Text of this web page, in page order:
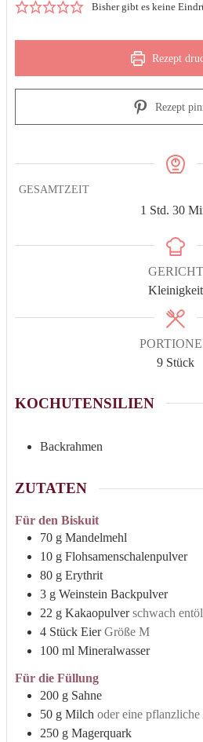
Bisher gibt es keine
Rezept
Rezept
GESAMTZEIT
1 Stunde
Std. 30
GERICHT
Kleinigkeit
9 Stück
KOCHUTENSILIEN
Backrahmen
ZUTATEN
Für den Biskuit
70 g Mandelmehl
10 g Flohsamenschalenpulver
80 g Erythrit
3 g Weinstein Backpulver
22 g Kakaopulver schwach
4 Stück Eier Größe M
100 ml Mineralwasser
Für die Füllung
200 g Sahne
50 g Milch oder eine
250 g Magerquark